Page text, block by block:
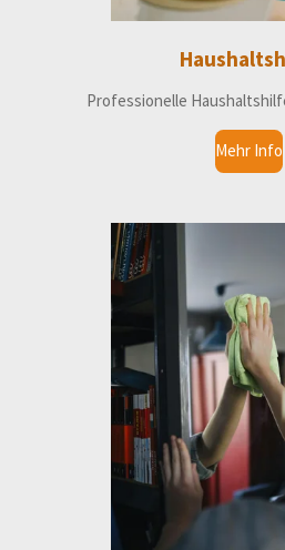
Professionelle
Mehr Info